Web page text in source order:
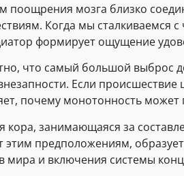
поощрения мозга близко
Когда мы сталкиваемся
формирует ощущение
что самый большой выброс
Если
почему монотонность может
кора, занимающаяся за
этим предположениям,
мира и включения системы